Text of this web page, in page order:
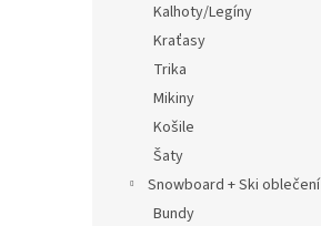
Kalhoty/Legíny
Kraťasy
Trika
Mikiny
Košile
Šaty
Snowboard + Ski oblečení
Bundy